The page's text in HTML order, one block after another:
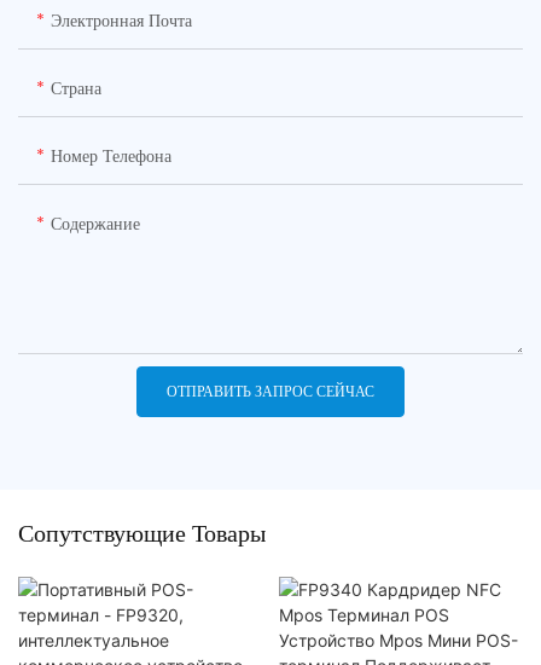
Электронная Почта
Страна
Номер Телефона
Содержание
ОТПРАВИТЬ ЗАПРОС СЕЙЧАС
Сопутствующие Товары